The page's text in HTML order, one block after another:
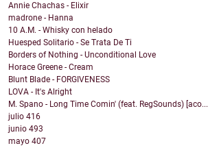
Annie Chachas - Elixir
madrone - Hanna
10 A.M. - Whisky con helado
Huesped Solitario - Se Trata De Ti
Borders of Nothing - Unconditional Love
Horace Greene - Cream
Blunt Blade - FORGIVENESS
LOVA - It's Alright
M. Spano - Long Time Comin' (feat. RegSounds) [aco...
julio 416
junio 493
mayo 407